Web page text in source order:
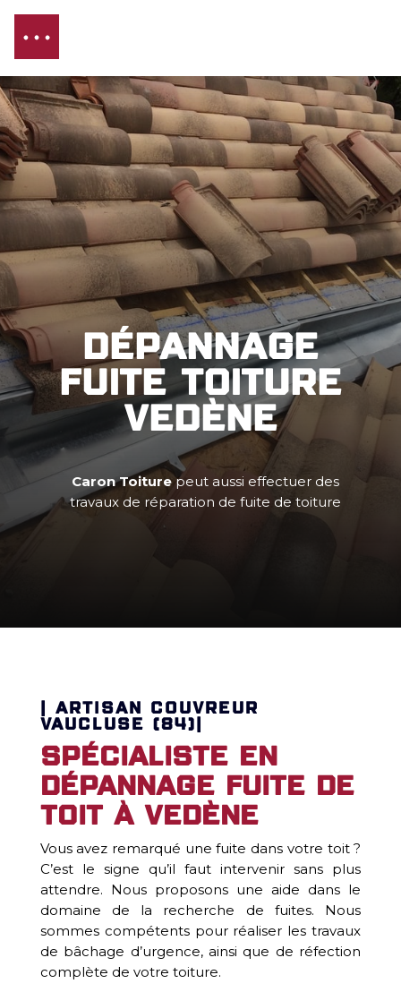
Dépannage
fuite toiture
Vedène
Caron Toiturepeut aussi effectuer des
travaux de réparation de fuite de toiture
| ARTISAN COUVREUR
VAUCLUSE (84)|
Spécialiste en
dépannage fuite de
toit à Vedène
Vous avez remarqué une fuite dans votre toit ?
C’est le signe qu’il faut intervenir sans plus
attendre. Nous proposons une aide dans le
domaine de la recherche de fuites. Nous
sommes compétents pour réaliser les travaux
de bâchage d’urgence, ainsi que de réfection
complète de votre toiture.